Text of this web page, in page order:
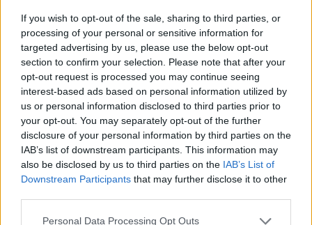
If you wish to opt-out of the sale, sharing to third parties, or
processing of your personal or sensitive information for
targeted advertising by us, please use the below opt-out
section to confirm your selection. Please note that after your
opt-out request is processed you may continue seeing
interest-based ads based on personal information utilized by
us or personal information disclosed to third parties prior to
your opt-out. You may separately opt-out of the further
disclosure of your personal information by third parties on the
IAB’s list of downstream participants. This information may
also be disclosed by us to third parties on the IAB’s List of
Downstream Participants that may further disclose it to other
Personal Data Processing Opt Outs
♥5 dl vaniljekrem (se tips)
Pynt:
♥200 g rabarbra
♥75 g brunt sukker
Fremgangsmåte
Pisk mykt smør og sukker til smørkrem. Pisk inn
eggene, ett om gangen. Sikt mel og bakepulver og bland
i til en jevn deig (rør minst mulig i deigen etter at
hvetemelet er tilsatt).